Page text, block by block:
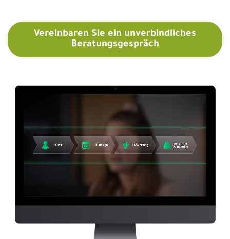
ShopVereinbaren Sie ein unverbindliches
Beratungsgespräch